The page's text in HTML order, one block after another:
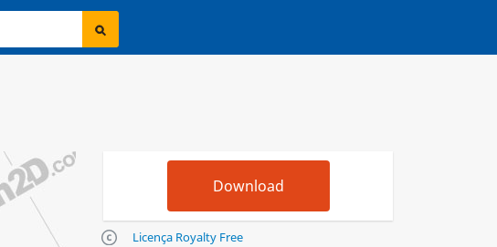
Licença Royalty Free